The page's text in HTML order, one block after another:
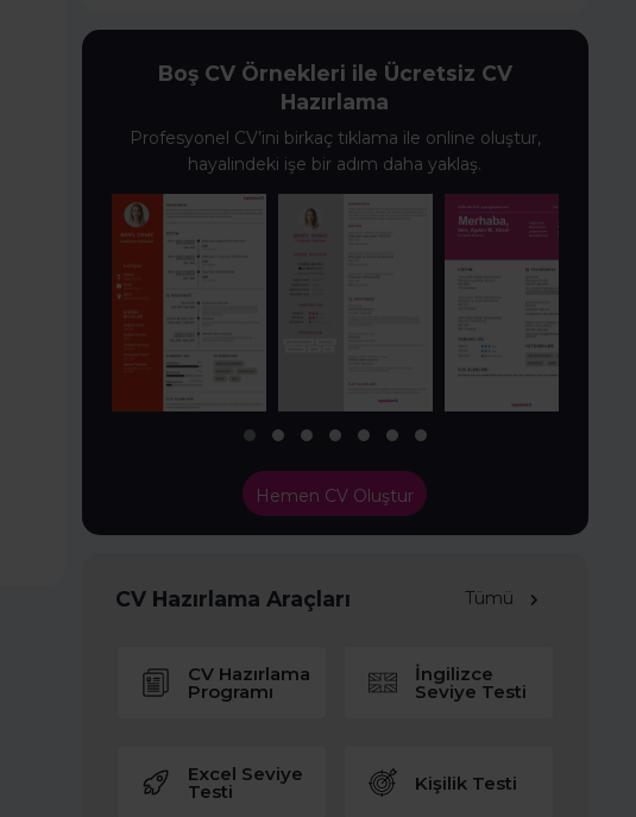
Boş CV Örnekleri ile Ücretsiz CV
Hazırlama
Profesyonel CV’ini birkaç tıklama ile online oluştur,
hayalindeki işe bir adım daha yaklaş.
Hemen CV Oluştur
CV Hazırlama Araçları Tümü
CV Hazırlama
Programı
İngilizce
Seviye Testi
Excel Seviye
Testi Kişilik Testi